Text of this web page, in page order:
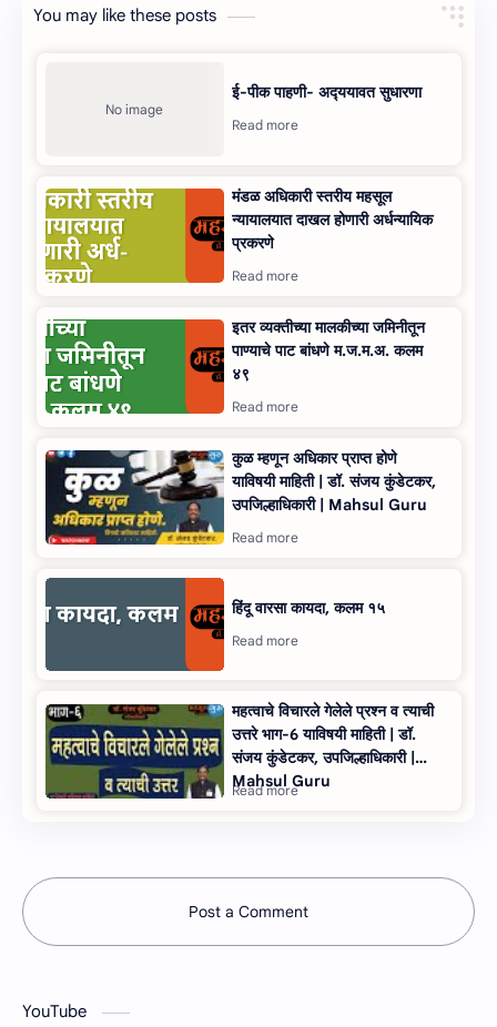
You may like these posts
ई-पीक पाहणी- अद्‍ययावत सुधारणा
मंडळ अधिकारी स्‍तरीय महसूल
न्‍यायालयात दाखल होणारी अर्धन्यायिक
प्रकरणे
इतर व्यक्तीच्या मालकीच्या जमिनीतून
पाण्याचे पाट बांधणे म.ज.म.अ. कलम
४९
कुळ म्‍हणून अधिकार प्राप्‍त होणे
याविषयी माहिती | डॉ. संजय कुंडेटकर,
उपजिल्हाधिकारी | Mahsul Guru
हिंदू वारसा कायदा, कलम १५
महत्वाचे विचारले गेलेले प्रश्न व त्याची
उत्तरे भाग-6 याविषयी माहिती | डॉ.
संजय कुंडेटकर, उपजिल्हाधिकारी |
Mahsul Guru
Post a Comment
YouTube